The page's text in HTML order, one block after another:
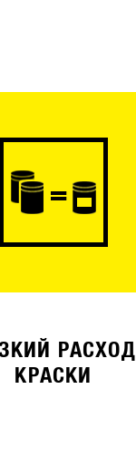
РАСХОД
КРАСКИ